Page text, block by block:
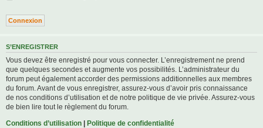
S’ENREGISTRER
Vous devez être enregistré pour vous connecter. L’enregistrement ne prend
que quelques secondes et augmente vos possibilités. L’administrateur du
forum peut également accorder des permissions additionnelles aux membres
du forum. Avant de vous enregistrer, assurez-vous d’avoir pris connaissance
de nos conditions d’utilisation et de notre politique de vie privée. Assurez-vous
de bien lire tout le règlement du forum.
Conditions d’utilisation | Politique de confidentialité